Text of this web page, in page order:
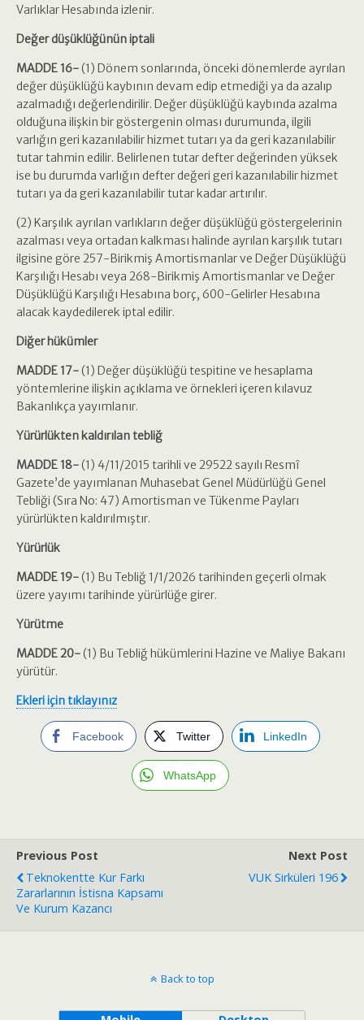
Varlıklar Hesabında izlenir.
Değer düşüklüğünün iptali
MADDE 16-(1) Dönem sonlarında, önceki dönemlerde ayrılan
değer düşüklüğü kaybının devam edip etmediği ya da azalıp
azalmadığı değerlendirilir. Değer düşüklüğü kaybında azalma
olduğuna ilişkin bir göstergenin olması durumunda, ilgili
varlığın geri kazanılabilir hizmet tutarı ya da geri kazanılabilir
tutar tahmin edilir. Belirlenen tutar defter değerinden yüksek
ise bu durumda varlığın defter değeri geri kazanılabilir hizmet
tutarı ya da geri kazanılabilir tutar kadar artırılır.
(2) Karşılık ayrılan varlıkların değer düşüklüğü göstergelerinin
azalması veya ortadan kalkması halinde ayrılan karşılık tutarı
ilgisine göre 257-Birikmiş Amortismanlar ve Değer Düşüklüğü
Karşılığı Hesabı veya 268-Birikmiş Amortismanlar ve Değer
Düşüklüğü Karşılığı Hesabına borç, 600-Gelirler Hesabına
alacak kaydedilerek iptal edilir.
Diğer hükümler
MADDE 17-(1) Değer düşüklüğü tespitine ve hesaplama
yöntemlerine ilişkin açıklama ve örnekleri içeren kılavuz
Bakanlıkça yayımlanır.
Yürürlükten kaldırılan tebliğ
MADDE 18-(1) 4/11/2015 tarihli ve 29522 sayılı Resmî
Gazete’de yayımlanan Muhasebat Genel Müdürlüğü Genel
Tebliği (Sıra No: 47) Amortisman ve Tükenme Payları
yürürlükten kaldırılmıştır.
Yürürlük
MADDE 19-(1) Bu Tebliğ 1/1/2026 tarihinden geçerli olmak
üzere yayımı tarihinde yürürlüğe girer.
Yürütme
MADDE 20-(1) Bu Tebliğ hükümlerini Hazine ve Maliye Bakanı
yürütür.
Ekleri için tıklayınız
Facebook Twitter LinkedIn
WhatsApp
Previous Post
Teknokentte Kur Farkı
Zararlarının İstisna Kapsamı
Ve Kurum Kazancı
Next Post
VUK Sirküleri 196
Back to top